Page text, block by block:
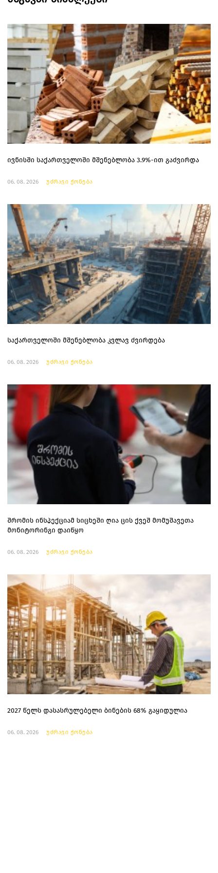
ივნისში საქართველოში მშენებლობა 3.9%-ით გაძვირდა
06. 08. 2026 უძრავი ქონება
საქართველოში მშენებლობა კვლავ ძვირდება
06. 08. 2026 უძრავი ქონება
შრომის ინსპექციამ სიცხეში ღია ცის ქვეშ მომუშავეთა
მონიტორინგი დაიწყო
06. 08. 2026 უძრავი ქონება
2027 წელს დასასრულებელი ბინების 68% გაყიდულია
06. 08. 2026 უძრავი ქონება